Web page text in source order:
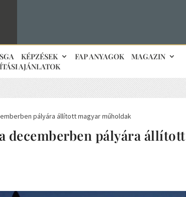
KÉPZÉSEK FAP ANYAGOK
MAGAZIN
AJÁNLATOK
pályára állított magyar műholdak
decemberben pályára állított